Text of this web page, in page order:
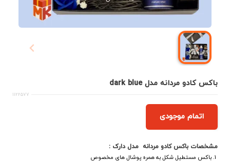
باکس کادو مردانه مدل dark blue
1122577
اتمام موجودی
مشخصات باکس کادو مردانه مدل دارک :
باکس مستطیل شکل به همره پوشال های مخصوص